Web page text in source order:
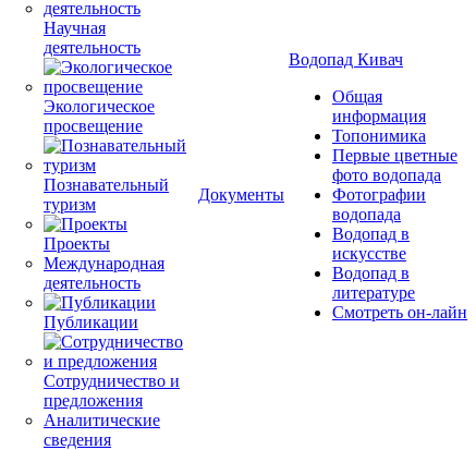
Научная
деятельность
Экологическое
просвещение
Познавательный
туризм
Проекты
Международная
деятельность
Публикации
Сотрудничество и
предложения
Аналитические
сведения
Документы
Водопад Кивач
Общая
информация
Топонимика
Первые цветные
фото водопада
Фотографии
водопада
Водопад в
искусстве
Водопад в
литературе
Смотреть он-лайн